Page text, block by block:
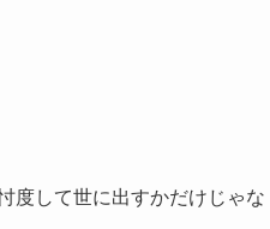
度して世に出すかだけじゃな